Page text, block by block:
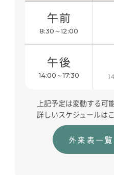
午前
8:30～12:00
午後
14:00～17:30
上記予定は変動する可
詳しいスケジュールは
外来表一覧